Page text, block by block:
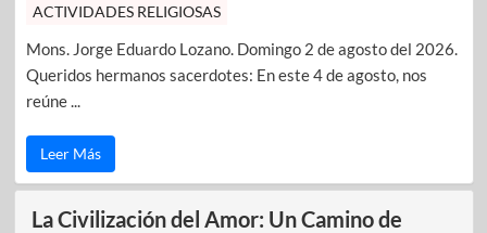
ACTIVIDADES RELIGIOSAS
Mons. Jorge Eduardo Lozano. Domingo 2 de agosto del 2026.
Queridos hermanos sacerdotes: En este 4 de agosto, nos
reúne ...
Leer Más
La Civilización del Amor: Un Camino de